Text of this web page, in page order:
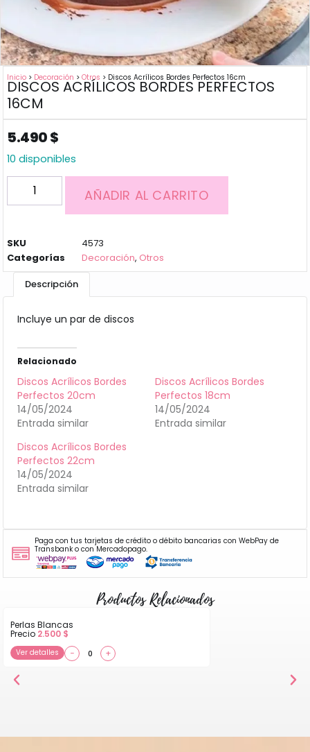
Inicio > Decoración >Otros > Discos Acrílicos Bordes Perfectos 16cm
DISCOS ACRÍLICOS BORDES PERFECTOS
16CM
5.490$
10 disponibles
AÑADIR AL CARRITO
SKU
4573
Categorías
Decoración, Otros
Descripción
Incluye un par de discos
Relacionado
Discos Acrílicos Bordes
Perfectos 20cm
14/05/2024
Entrada similar
Discos Acrílicos Bordes
Perfectos 18cm
14/05/2024
Entrada similar
Discos Acrílicos Bordes
Perfectos 22cm
14/05/2024
Entrada similar
Paga con tus tarjetas de crédito o débito bancarias con WebPay de
Transbank o con Mercadopago.
Productos Relacionados
Perlas Blancas
Precio 2.500 $
Ver detalles − +